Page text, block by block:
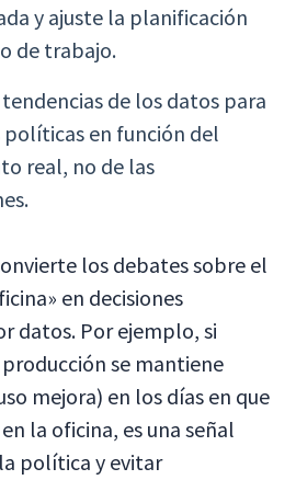
y ajuste la planificación
de trabajo.
de los datos para
políticas en función del
real, no de las
los debates sobre el
en decisiones
datos. Por ejemplo, si
se mantiene
mejora) en los días en que
la oficina, es una señal
política y evitar